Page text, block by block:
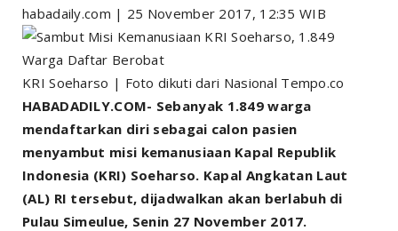
habadaily.com | 25 November 2017, 12:35 WIB
KRI Soeharso | Foto dikuti dari Nasional Tempo.co
HABADADILY.COM- Sebanyak 1.849 warga
mendaftarkan diri sebagai calon pasien
menyambut misi kemanusiaan Kapal Republik
Indonesia (KRI) Soeharso. Kapal Angkatan Laut
(AL) RI tersebut, dijadwalkan akan berlabuh di
Pulau Simeulue, Senin 27 November 2017.